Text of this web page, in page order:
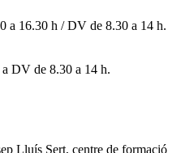
a 16.30 h / DV de 8.30 a 14 h.
DV de 8.30 a 14 h.
Lluís Sert, centre de formació